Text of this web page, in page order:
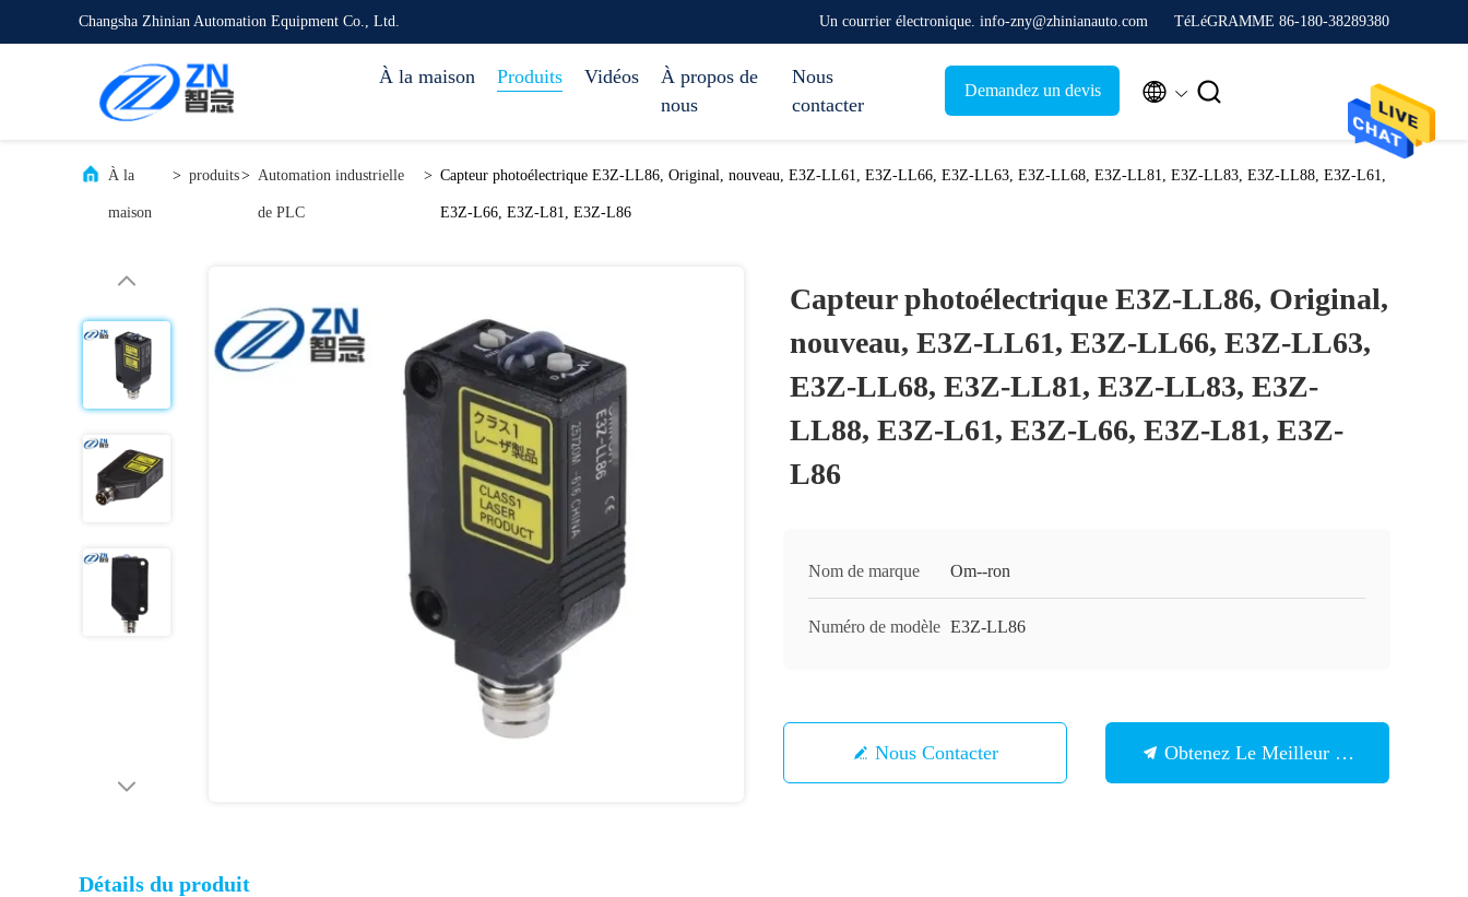
Changsha Zhinian Automation Equipment Co., Ltd. Un courrier électronique. info-zny@zhinianauto.com TéLéGRAMME 86-180-38289380
À la maison Produits Vidéos
À propos de
nous
Nous
contacter
Demandez un devis  
À la
maison
> produits> Automation industrielle
de PLC
> Capteur photoélectrique E3Z-LL86, Original, nouveau, E3Z-LL61, E3Z-LL66, E3Z-LL63, E3Z-LL68, E3Z-LL81, E3Z-LL83, E3Z-LL88, E3Z-L61,
E3Z-L66, E3Z-L81, E3Z-L86
Capteur photoélectrique E3Z-LL86, Original,
nouveau, E3Z-LL61, E3Z-LL66, E3Z-LL63,
E3Z-LL68, E3Z-LL81, E3Z-LL83, E3Z-
LL88, E3Z-L61, E3Z-L66, E3Z-L81, E3Z-
L86
Nom de marque Om--ron
Numéro de modèle E3Z-LL86
Nous Contacter Obtenez Le Meilleur Prix
Détails du produit